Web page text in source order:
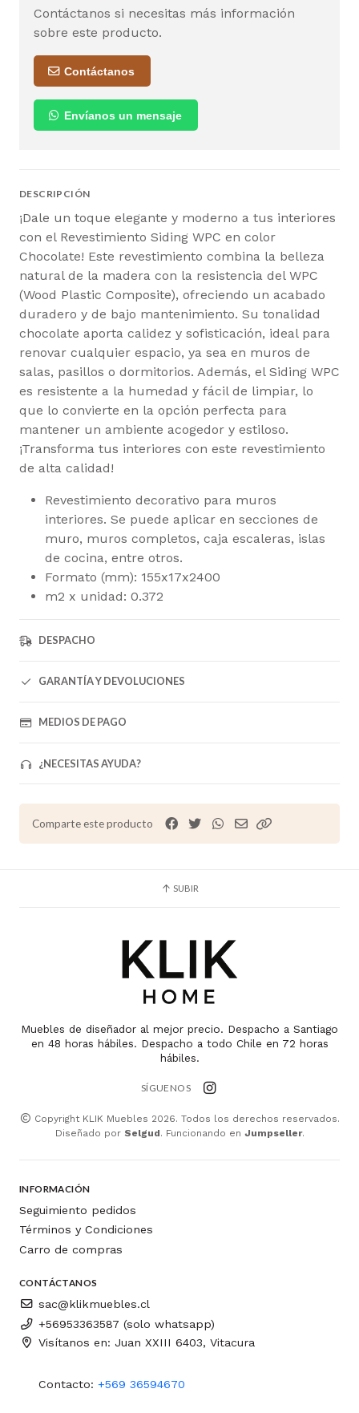
Contáctanos si necesitas más información
sobre este producto.
Contáctanos
Envíanos un mensaje
DESCRIPCIÓN
¡Dale un toque elegante y moderno a tus interiores
con el Revestimiento Siding WPC en color
Chocolate! Este revestimiento combina la belleza
natural de la madera con la resistencia del WPC
(Wood Plastic Composite), ofreciendo un acabado
duradero y de bajo mantenimiento. Su tonalidad
chocolate aporta calidez y sofisticación, ideal para
renovar cualquier espacio, ya sea en muros de
salas, pasillos o dormitorios. Además, el Siding WPC
es resistente a la humedad y fácil de limpiar, lo
que lo convierte en la opción perfecta para
mantener un ambiente acogedor y estiloso.
¡Transforma tus interiores con este revestimiento
de alta calidad!
Revestimiento decorativo para muros
interiores. Se puede aplicar en secciones de
muro, muros completos, caja escaleras, islas
de cocina, entre otros.
Formato (mm): 155x17x2400
m2 x unidad: 0.372
DESPACHO
GARANTÍA Y DEVOLUCIONES
MEDIOS DE PAGO
¿NECESITAS AYUDA?
Comparte este producto
SUBIR
Muebles de diseñador al mejor precio. Despacho a Santiago
en 48 horas hábiles. Despacho a todo Chile en 72 horas
hábiles.
SÍGUENOS
Copyright KLIK Muebles 2026. Todos los derechos reservados.
Diseñado por Selgud. Funcionando en Jumpseller.
INFORMACIÓN
Seguimiento pedidos
Términos y Condiciones
Carro de compras
CONTÁCTANOS
sac@klikmuebles.cl
+56953363587 (solo whatsapp)
Visítanos en: Juan XXIII 6403, Vitacura
Contacto: +569 36594670